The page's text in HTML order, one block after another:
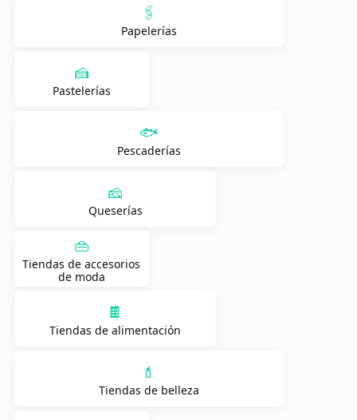
🖇️
Papelerías
🍰
Pastelerías
🐟
Pescaderías
🧀
Queserías
👜
Tiendas de accesorios
de moda
🍫
Tiendas de alimentación
💄
Tiendas de belleza